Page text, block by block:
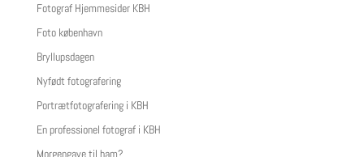
Fotograf Hjemmesider KBH
Foto københavn
Bryllupsdagen
Nyfødt fotografering
Portrætfotografering i KBH
En professionel fotograf i KBH
Morgengave til ham?